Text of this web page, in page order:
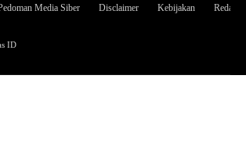
Media Siber Disclaimer Kebijakan Redaksi
ID